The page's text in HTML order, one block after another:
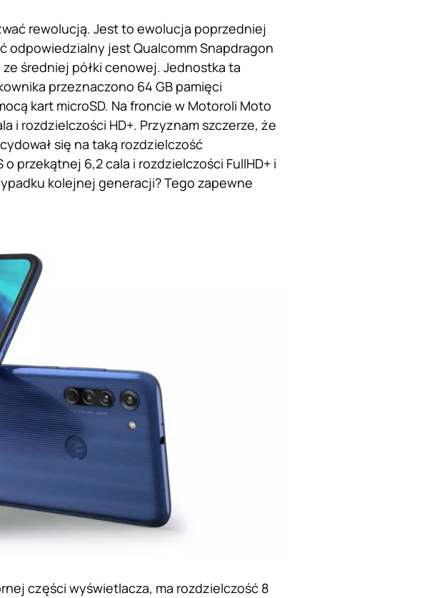
rewolucją. Jest to ewolucja poprzedniej
odpowiedzialny jest Qualcomm Snapdragon
średniej półki cenowej. Jednostka ta
przeznaczono 64 GB pamięci
kart microSD. Na froncie w Motoroli Moto
i rozdzielczości HD+. Przyznam szczerze, że
się na taką rozdzielczość
przekątnej 6,2 cala i rozdzielczości FullHD+ i
kolejnej generacji? Tego zapewne
części wyświetlacza, ma rozdzielczość 8